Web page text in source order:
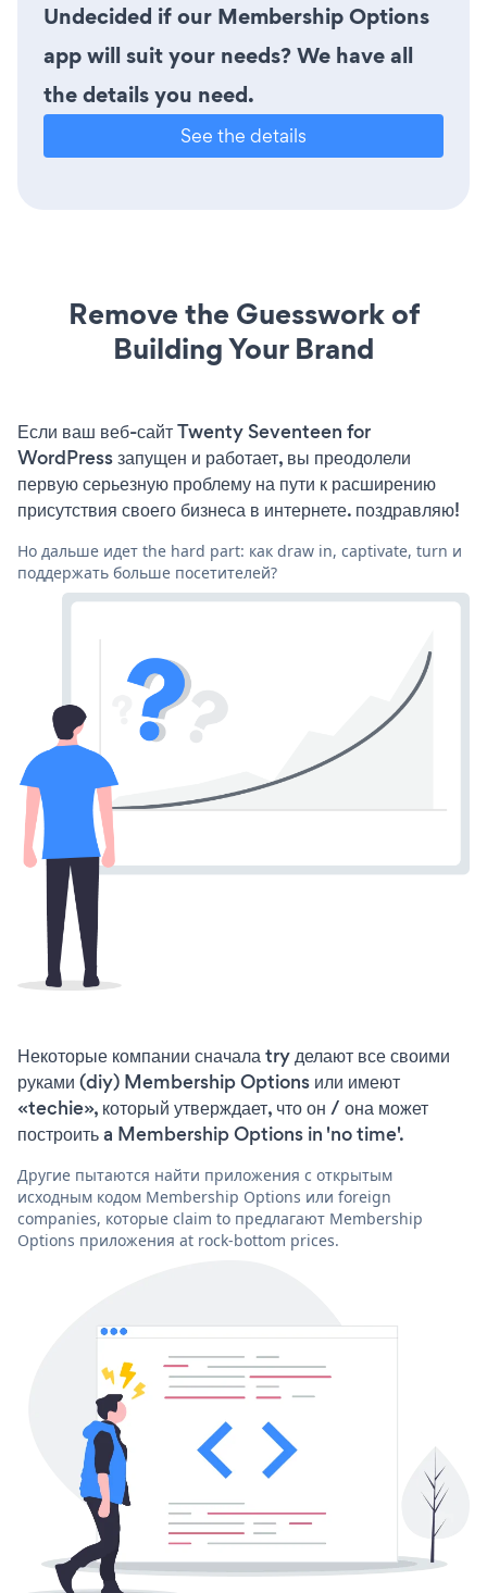
Undecided if our Membership Options
app will suit your needs? We have all
the details you need.
See the details
Remove the Guesswork of
Building Your Brand
Если ваш веб-сайт Twenty Seventeen for
WordPress запущен и работает, вы преодолели
первую серьезную проблему на пути к расширению
присутствия своего бизнеса в интернете. поздравляю!
Но дальше идет the hard part: как draw in, captivate, turn и
поддержать больше посетителей?
Некоторые компании сначала try делают все своими
руками (diy) Membership Options или имеют
«techie», который утверждает, что он / она может
построить a Membership Options in 'no time'.
Другие пытаются найти приложения с открытым
исходным кодом Membership Options или foreign
companies, которые claim to предлагают Membership
Options приложения at rock-bottom prices.